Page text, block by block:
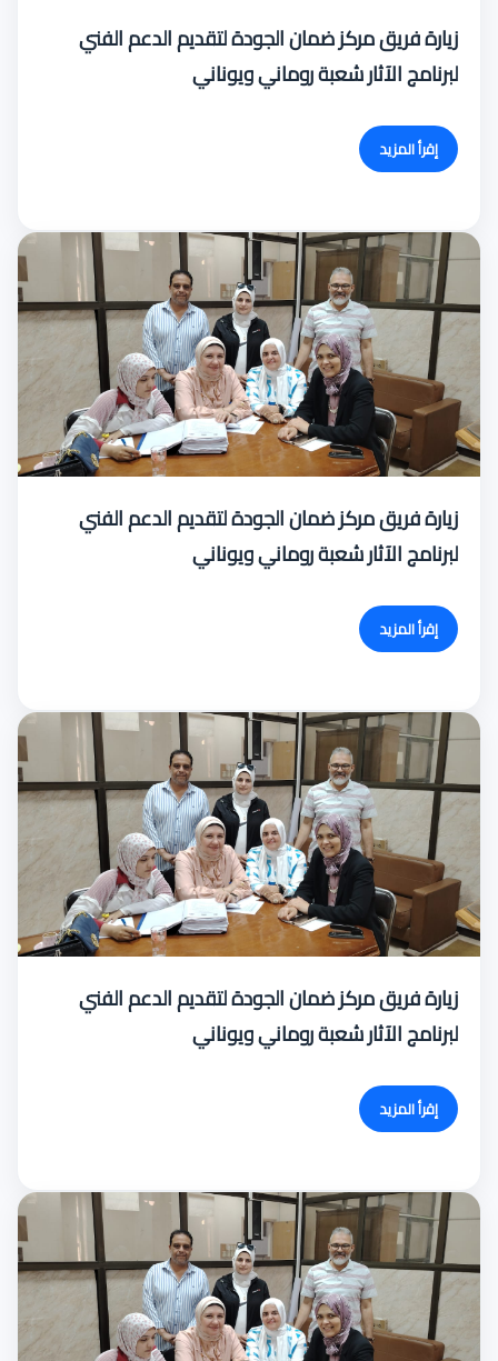
زيارة فريق مركز ضمان الجودة لتقديم الدعم الفني
لبرنامج الآثار شعبة روماني ويوناني
إقرأ المزيد
زيارة فريق مركز ضمان الجودة لتقديم الدعم الفني
لبرنامج الآثار شعبة روماني ويوناني
إقرأ المزيد
زيارة فريق مركز ضمان الجودة لتقديم الدعم الفني
لبرنامج الآثار شعبة روماني ويوناني
إقرأ المزيد